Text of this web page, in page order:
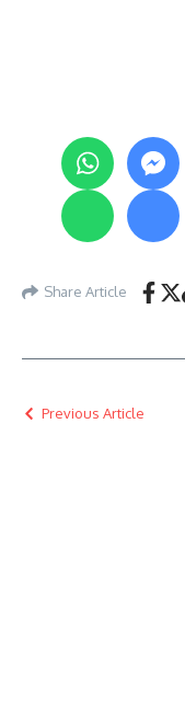
Share Article
Previous Article